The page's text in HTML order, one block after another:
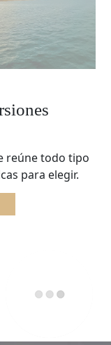
reúne todo tipo
para elegir.